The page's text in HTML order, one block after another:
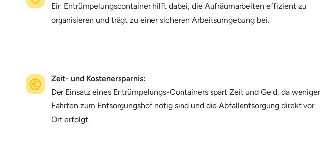
Ein Entrümpelungscontainer hilft dabei, die Aufräumarbeiten effizient zu
organisieren und trägt zu einer sicheren Arbeitsumgebung bei.
Zeit- und Kostenersparnis:
Der Einsatz eines Entrümpelungs-Containers spart Zeit und Geld, da weniger
Fahrten zum Entsorgungshof nötig sind und die Abfallentsorgung direkt vor
Ort erfolgt.